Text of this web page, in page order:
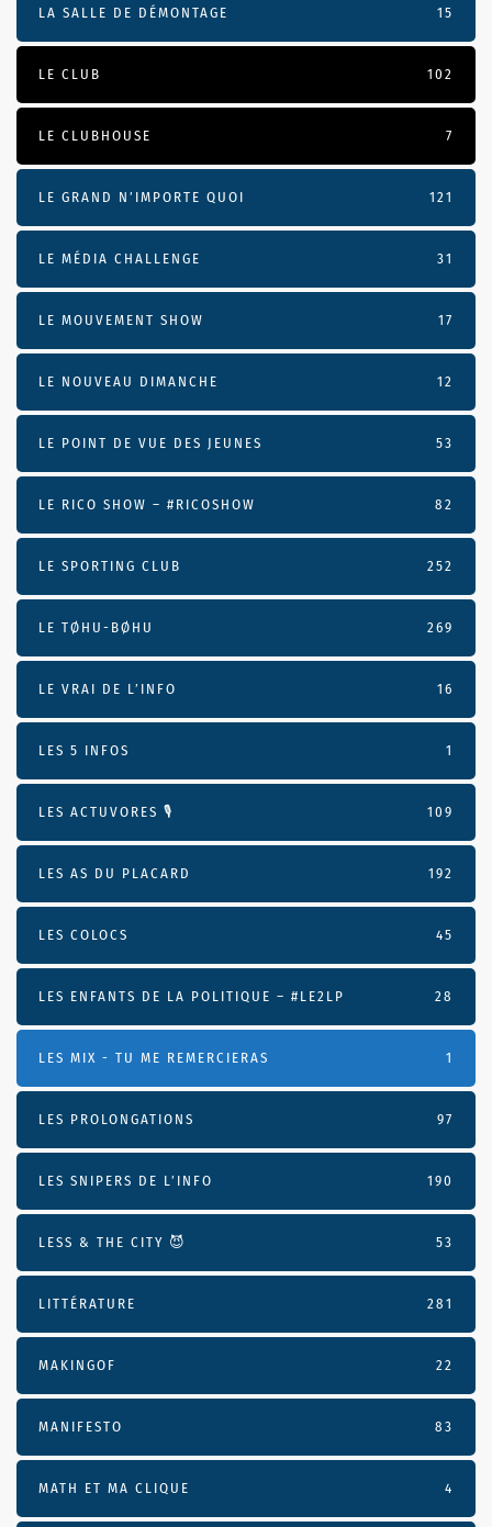
LA SALLE DE DÉMONTAGE 15
LE CLUB 102
LE CLUBHOUSE 7
LE GRAND N’IMPORTE QUOI 121
LE MÉDIA CHALLENGE 31
LE MOUVEMENT SHOW 17
LE NOUVEAU DIMANCHE 12
LE POINT DE VUE DES JEUNES 53
LE RICO SHOW – #RICOSHOW 82
LE SPORTING CLUB 252
LE TØHU-BØHU 269
LE VRAI DE L’INFO 16
LES 5 INFOS 1
LES ACTUVORES 🎙 109
LES AS DU PLACARD 192
LES COLOCS 45
LES ENFANTS DE LA POLITIQUE – #LE2LP 28
LES MIX - TU ME REMERCIERAS 1
LES PROLONGATIONS 97
LES SNIPERS DE L’INFO 190
LESS & THE CITY 😈 53
LITTÉRATURE 281
MAKINGOF 22
MANIFESTO 83
MATH ET MA CLIQUE 4